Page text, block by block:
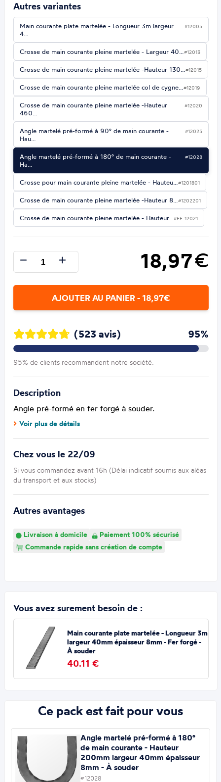
Autres variantes
Main courante plate martelée - Longueur 3m largeur
4…
#12005
Crosse de main courante pleine martelée - Largeur 40…#12013
Crosse de main courante pleine martelée -Hauteur 130…#12015
Crosse de main courante pleine martelée col de cygne…#12019
Crosse de main courante pleine martelée -Hauteur
460…
#12020
Angle martelé pré-formé à 90° de main courante -
Hau…
#12025
Angle martelé pré-formé à 180° de main courante -
Ha…
#12028
Crosse pour main courante pleine martelée - Hauteu…#1201801
Crosse de main courante pleine martelée -Hauteur 8…#1202201
Crosse de main courante pleine martelée - Hauteur…#EF-12021
18,97€
AJOUTER AU PANIER - 18,97€
(523 avis) 95%
95% de clients recommandent notre société.
Description
Angle pré-formé en fer forgé à souder.
Voir plus de détails
Chez vous le 22/09
Si vous commandez avant 16h (Délai indicatif soumis aux aléas
du transport et aux stocks)
Autres avantages
Livraison à domicile
Paiement 100% sécurisé
Commande rapide sans création de compte
Vous avez surement besoin de :
Main courante plate martelée - Longueur 3m
largeur 40mm épaisseur 8mm - Fer forgé -
À souder
40.11 €
Ce pack est fait pour vous
Angle martelé pré-formé à 180°
de main courante - Hauteur
200mm largeur 40mm épaisseur
8mm - À souder
#12028